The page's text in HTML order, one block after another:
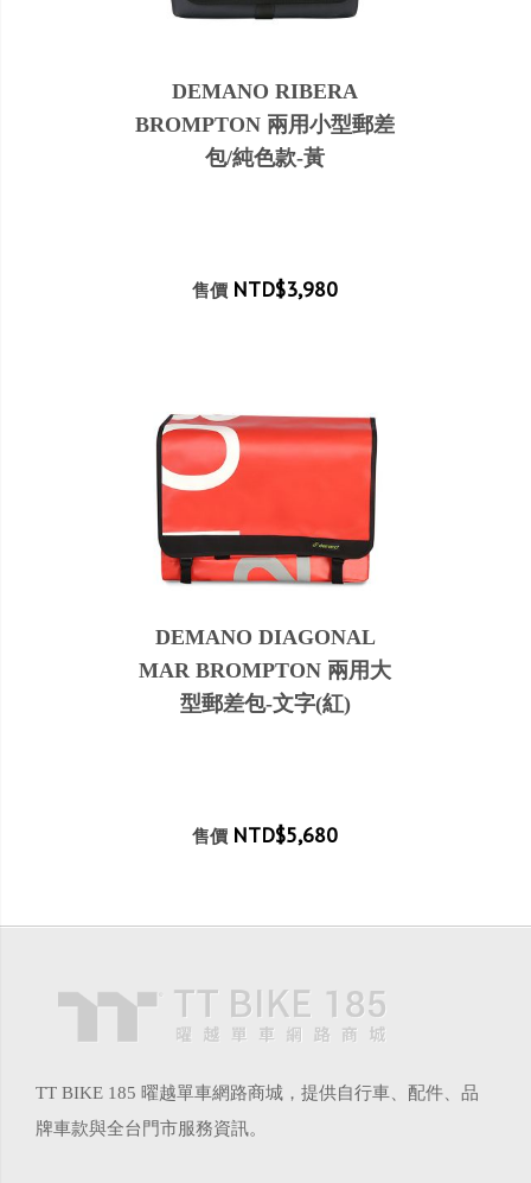
DEMANO RIBERA
BROMPTON 兩用小型郵差
包/純色款-黃
售價 NTD$3,980
DEMANO DIAGONAL
MAR BROMPTON 兩用大
型郵差包-文字(紅)
售價 NTD$5,680
TT BIKE 185 曜越單車網路商城，提供自行車、配件、品
牌車款與全台門市服務資訊。